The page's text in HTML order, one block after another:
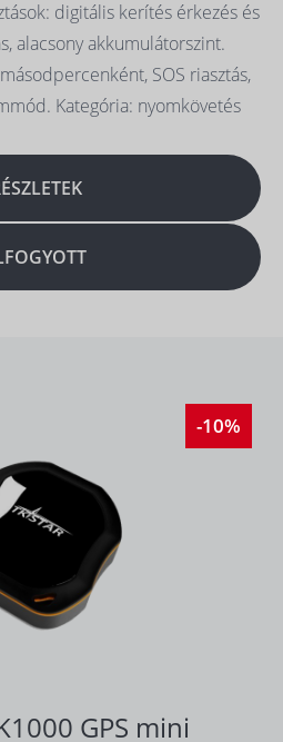
digitális kerítés érkezés és
alacsony akkumulátorszint.
SOS riasztás,
Kategória: nyomkövetés
-10%
GPS mini